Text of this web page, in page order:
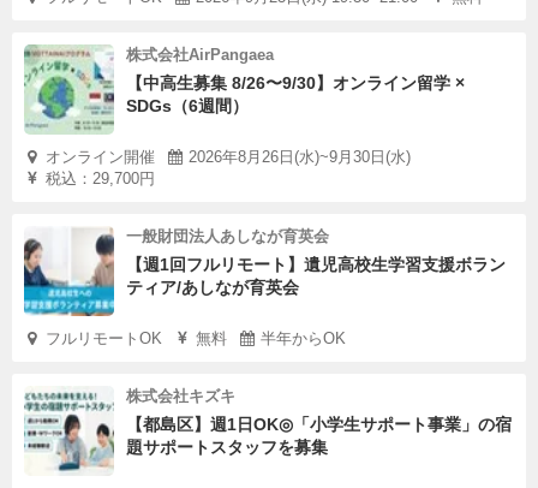
株式会社AirPangaea
【中高生募集 8/26〜9/30】オンライン留学 ×
SDGs（6週間）
オンライン開催
2026年8月26日(水)~9月30日(水)
税込：29,700円
一般財団法人あしなが育英会
【週1回フルリモート】遺児高校生学習支援ボラン
ティア/あしなが育英会
フルリモートOK 無料 半年からOK
株式会社キズキ
【都島区】週1日OK◎「小学生サポート事業」の宿
題サポートスタッフを募集